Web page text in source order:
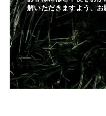
解いただきますよう、